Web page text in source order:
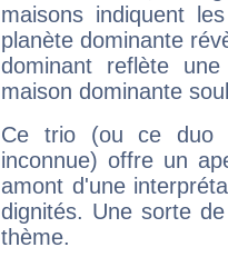
maisons indiquent
planète dominante
dominant reflète
maison dominante
Ce trio (ou ce duo
inconnue) offre un
amont d'une
dignités. Une sorte
thème.